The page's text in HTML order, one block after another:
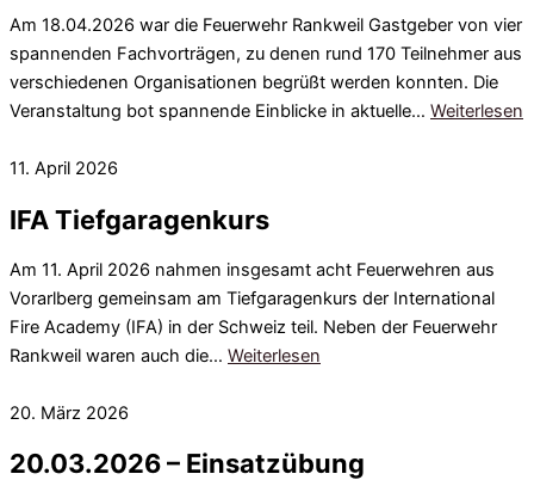
Am 18.04.2026 war die Feuerwehr Rankweil Gastgeber von vier
spannenden Fachvorträgen, zu denen rund 170 Teilnehmer aus
verschiedenen Organisationen begrüßt werden konnten. Die
Veranstaltung bot spannende Einblicke in aktuelle… Weiterlesen
11. April 2026
IFA Tiefgaragenkurs
Am 11. April 2026 nahmen insgesamt acht Feuerwehren aus
Vorarlberg gemeinsam am Tiefgaragenkurs der International
Fire Academy (IFA) in der Schweiz teil. Neben der Feuerwehr
Rankweil waren auch die… Weiterlesen
20. März 2026
20.03.2026 – Einsatzübung